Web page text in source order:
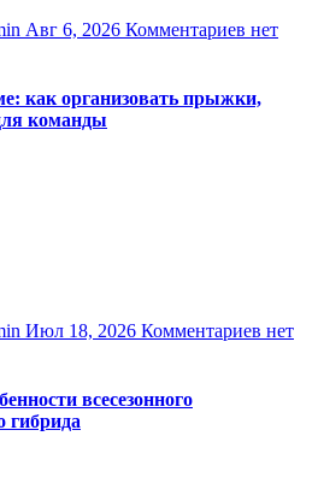
Авг 6, 2026 Комментариев нет
как организовать прыжки,
команды
Июл 18, 2026 Комментариев нет
всесезонного
гибрида